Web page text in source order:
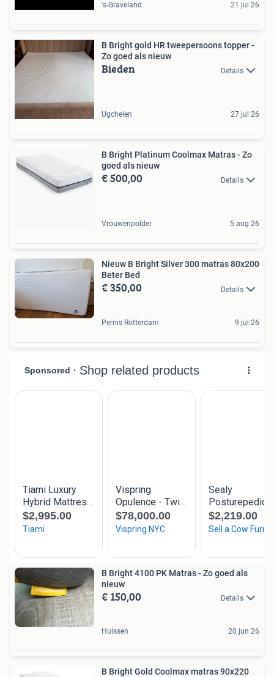
's-Graveland 21 jul 26
B Bright gold HR tweepersoons topper -
Zo goed als nieuw
Bieden Details
Ugchelen 27 jul 26
B Bright Platinum Coolmax Matras - Zo
goed als nieuw
€ 500,00 Details
Vrouwenpolder 5 aug 26
Nieuw B Bright Silver 300 matras 80x200
Beter Bed
€ 350,00 Details
Pernis Rotterdam 9 jul 26
B Bright 4100 PK Matras - Zo goed als
nieuw
€ 150,00 Details
Huissen 20 jun 26
B Bright Gold Coolmax matras 90x220